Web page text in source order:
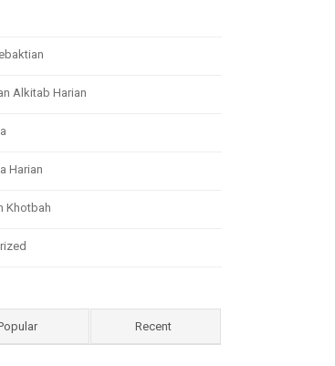
Alkitab Harian
Harian
Khotbah
Recent